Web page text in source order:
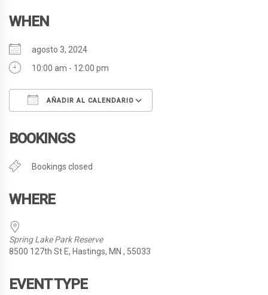
WHEN
agosto 3, 2024
10:00 am - 12:00 pm
AÑADIR AL CALENDARIO
BOOKINGS
Bookings closed
WHERE
Spring Lake Park Reserve
8500 127th St E, Hastings, MN , 55033
EVENT TYPE